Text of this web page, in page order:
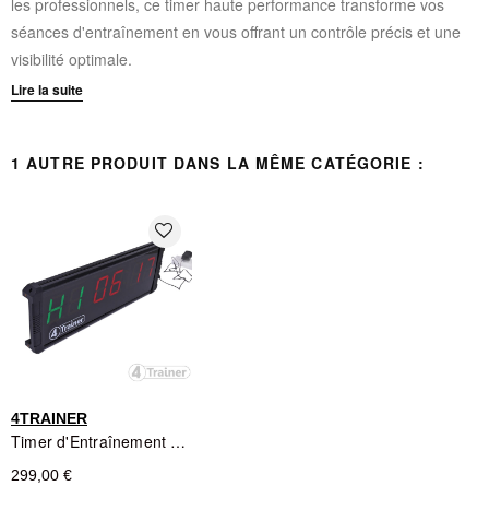
les professionnels, ce timer haute performance transforme vos
séances d'entraînement en vous offrant un contrôle précis et une
visibilité optimale.
Écran digital 3 pouces pour une visibilité maximale
Contrôle du volume ajustable selon l'environnement
Manuel d'utilisation complet inclus
Dimensions compactes : 25,5 cm x 14 cm x 18,5 cm
Interface intuitive pour une utilisation simplifiée
Lire la suite
1 AUTRE PRODUIT DANS LA MÊME CATÉGORIE :
favorite_border
4TRAINER
Timer d'Entraînement 4TRAINER XL - Grand Affichage LED
299,00 €